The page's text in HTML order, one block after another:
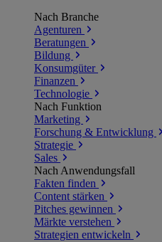
Nach Branche
Agenturen
Beratungen
Bildung
Konsumgüter
Finanzen
Technologie
Nach Funktion
Marketing
Forschung & Entwicklung
Strategie
Sales
Nach Anwendungsfall
Fakten finden
Content stärken
Pitches gewinnen
Märkte verstehen
Strategien entwickeln